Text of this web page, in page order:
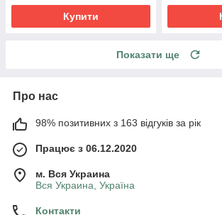
Купити
Показати ще
Про нас
98% позитивних з 163 відгуків за рік
Працює з 06.12.2020
м. Вся Украина
Вся Украина, Україна
Контакти